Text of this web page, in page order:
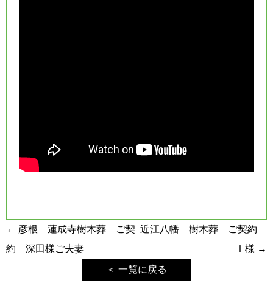
投
稿
← 彦根 蓮成寺樹木葬 ご契
約 深田様ご夫妻
近江八幡 樹木葬 ご契約
Ｉ様 →
＜ 一覧に戻る